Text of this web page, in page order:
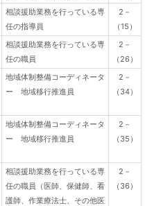
相談援助業務を行っている専
任の指導員
2－
（15）
相談援助業務を行っている専
任の職員
2－
（26）
地域体制整備コーディネータ
ー 地域移行推進員
2－
（34）
地域体制整備コーディネータ
ー 地域移行推進員
2－
（35）
相談援助業務を行っている専
任の職員（医師、保健師、看
護師、作業療法士、その他医
2－
（36）